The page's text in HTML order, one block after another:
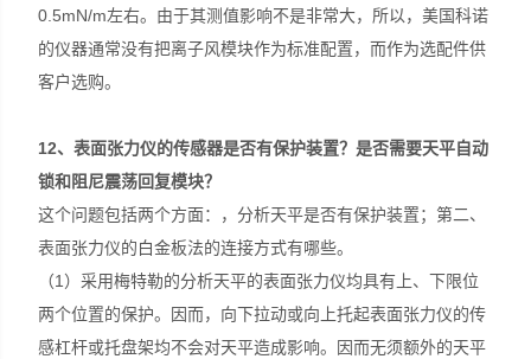
0.5mN/m左右。由于其测值影响不是非常大，所以，美国科诺
的仪器通常没有把离子风模块作为标准配置，而作为选配件供
客户选购。
12、表面张力仪的传感器是否有保护装置？是否需要天平自动
锁和阻尼震荡回复模块？
这个问题包括两个方面：，分析天平是否有保护装置；第二、
表面张力仪的白金板法的连接方式有哪些。
（1）采用梅特勒的分析天平的表面张力仪均具有上、下限位
两个位置的保护。因而，向下拉动或向上托起表面张力仪的传
感杠杆或托盘架均不会对天平造成影响。因而无须额外的天平